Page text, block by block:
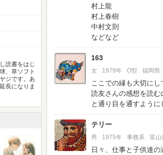
村上龍
村上春樹
中村文則
などなど
163
女 1979年 O型 福岡県
ここでの縁も大切にし
読友さんの感想を読
と通り目を通すよう
テリー
男 1975年 事務系 富山
日々、仕事と子供達
読書をはじ
、草ソフト
ジです。あ
長になりま